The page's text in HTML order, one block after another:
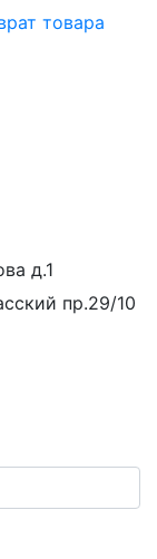
товара
д.1
пр.29/10